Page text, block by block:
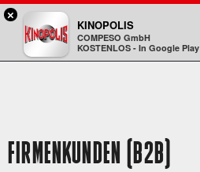
Kinopolis
FIRMENKUNDEN (B2B)
×
KINOPOLIS
COMPESO GmbH
KOSTENLOS - In Google Play